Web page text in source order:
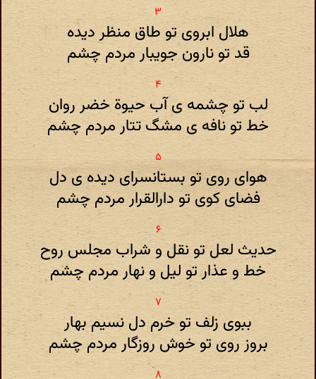
هلال ابروی تو طاق منظر دیده
قد تو نارون جویبار مردم چشم
لب تو چشمه ی آب حیوة خضر روان
خط تو نافه ی مشگ تتار مردم چشم
هوای روی تو بستانسرای دیده ی دل
فضای کوی تو دارالقرار مردم چشم
حدیث لعل تو نقل و شراب مجلس روح
خط و عذار تو لیل و نهار مردم چشم
ببوی زلف تو خرم دل نسیم بهار
بروز روی تو خوش روزگار مردم چشم